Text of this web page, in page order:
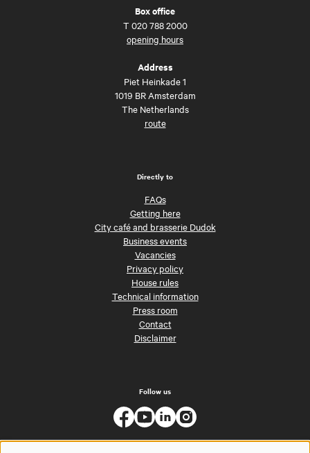
Box office
T 020 788 2000
opening hours
Address
Piet Heinkade 1
1019 BR Amsterdam
The Netherlands
route
Directly to
FAQs
Getting here
City café and brasserie Dudok
Business events
Vacancies
Privacy policy
House rules
Technical information
Press room
Contact
Disclaimer
Follow us